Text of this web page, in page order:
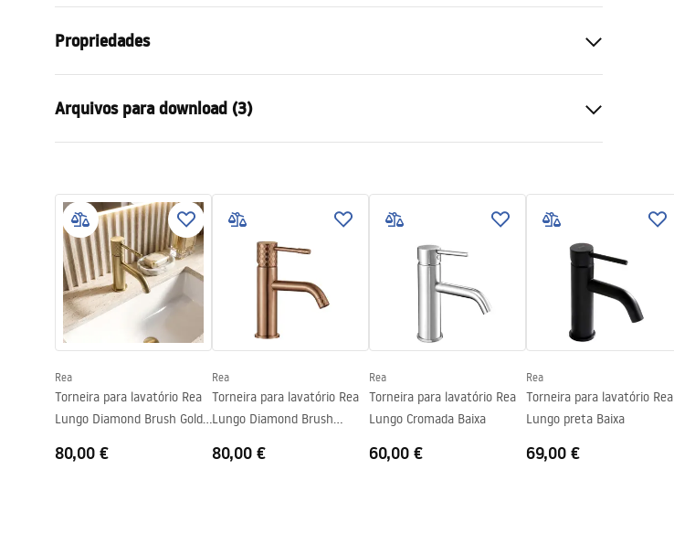
Propriedades
Método de instalação
Cor
Cromado
Materiais
Intervalo da goteira
Altura
Technologia powłoki
Chrome plating
Diâmetro da conexão
Garantia
5 anos
Arquivos para download (3)
Warranty_Terms_and_Conditions_
Faucets_-_5.pdf
Informações de segurança
Safety_Information_Faucets.pdf
Rea
Torneira para lavatório Rea
Lungo Diamond Brush Gold
80,00 €
Rea
Torneira para lavatório Rea
Lungo Diamond Brush
80,00 €
Rea
Torneira para lavatório Rea
Lungo Cromada Baixa
60,00 €
Rea
Torneira para lavatório Rea
Lungo preta Baixa
69,00 €